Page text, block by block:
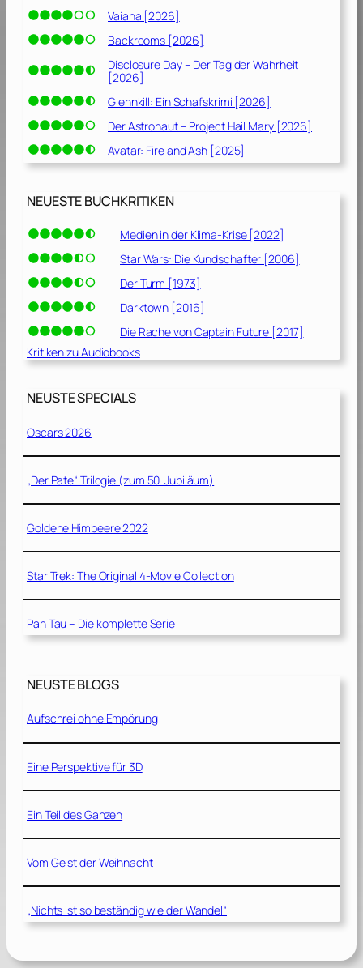
Vaiana [2026]
Backrooms [2026]
Disclosure Day – Der Tag der Wahrheit
[2026]
Glennkill: Ein Schafskrimi [2026]
Der Astronaut – Project Hail Mary [2026]
Avatar: Fire and Ash [2025]
NEUESTE BUCHKRITIKEN
Medien in der Klima-Krise [2022]
Star Wars: Die Kundschafter [2006]
Der Turm [1973]
Darktown [2016]
Die Rache von Captain Future [2017]
Kritiken zu Audiobooks
NEUSTE SPECIALS
Oscars 2026
„Der Pate“ Trilogie (zum 50. Jubiläum)
Goldene Himbeere 2022
Star Trek: The Original 4-Movie Collection
Pan Tau – Die komplette Serie
NEUSTE BLOGS
Aufschrei ohne Empörung
Eine Perspektive für 3D
Ein Teil des Ganzen
Vom Geist der Weihnacht
„Nichts ist so beständig wie der Wandel“